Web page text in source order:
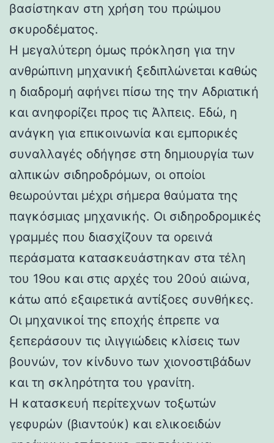
βασίστηκαν στη χρήση του πρώιμου
σκυροδέματος.
Η μεγαλύτερη όμως πρόκληση για την
ανθρώπινη μηχανική ξεδιπλώνεται καθώς
η διαδρομή αφήνει πίσω της την Αδριατική
και ανηφορίζει προς τις Άλπεις. Εδώ, η
ανάγκη για επικοινωνία και εμπορικές
συναλλαγές οδήγησε στη δημιουργία των
αλπικών σιδηροδρόμων, οι οποίοι
θεωρούνται μέχρι σήμερα θαύματα της
παγκόσμιας μηχανικής. Οι σιδηροδρομικές
γραμμές που διασχίζουν τα ορεινά
περάσματα κατασκευάστηκαν στα τέλη
του 19ου και στις αρχές του 20ού αιώνα,
κάτω από εξαιρετικά αντίξοες συνθήκες.
Οι μηχανικοί της εποχής έπρεπε να
ξεπεράσουν τις ιλιγγιώδεις κλίσεις των
βουνών, τον κίνδυνο των χιονοστιβάδων
και τη σκληρότητα του γρανίτη.
Η κατασκευή περίτεχνων τοξωτών
γεφυρών (βιαντούκ) και ελικοειδών